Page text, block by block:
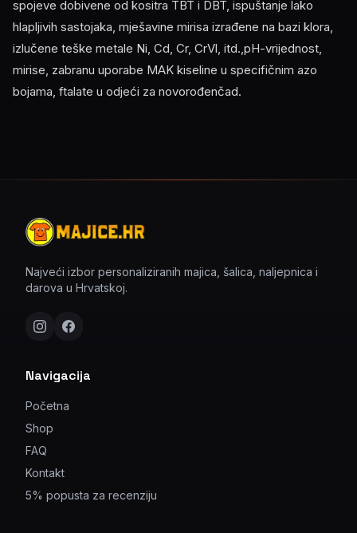
spojeve dobivene od kositra TBT i DBT, ispuštanje lako
hlapljivih sastojaka, mješavine mirisa izrađene na bazi klora,
izlučene teške metale Ni, Cd, Cr, CrVl, itd.,pH-vrijednost,
mirise, zabranu uporabe MAK kiseline u specifičnim azo
bojama, ftalate u odjeći za novorođenčad.
Najveći izbor personaliziranih majica, šalica, naljepnica i
darova u Hrvatskoj.
Navigacija
Početna
Shop
FAQ
Kontakt
5% popusta za recenziju